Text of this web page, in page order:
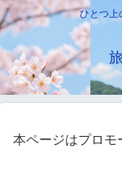
ひとつ
本ページはプロモ